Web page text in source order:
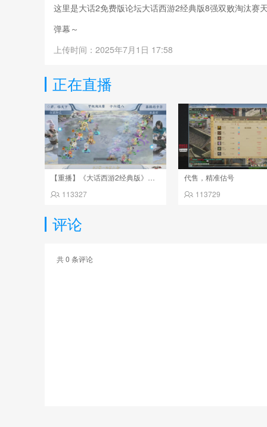
这里是大话2免费版论坛大话西游2经典版8强双败淘汰赛
弹幕～
上传时间：2025年7月1日 17:58
正在直播
113327
代售，精准估号
113729
评论
共0 条评论